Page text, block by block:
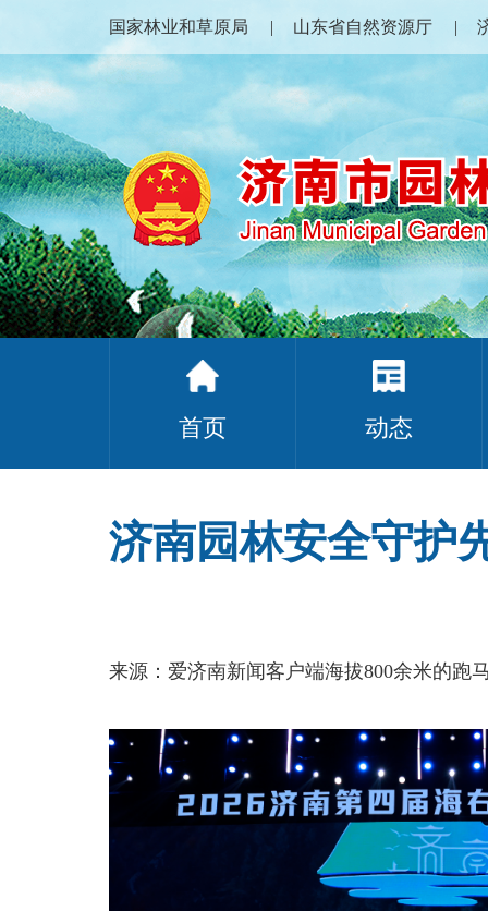
国家林业和草原局 山东省自然资源厅
首页 动态
济南园林安全守护